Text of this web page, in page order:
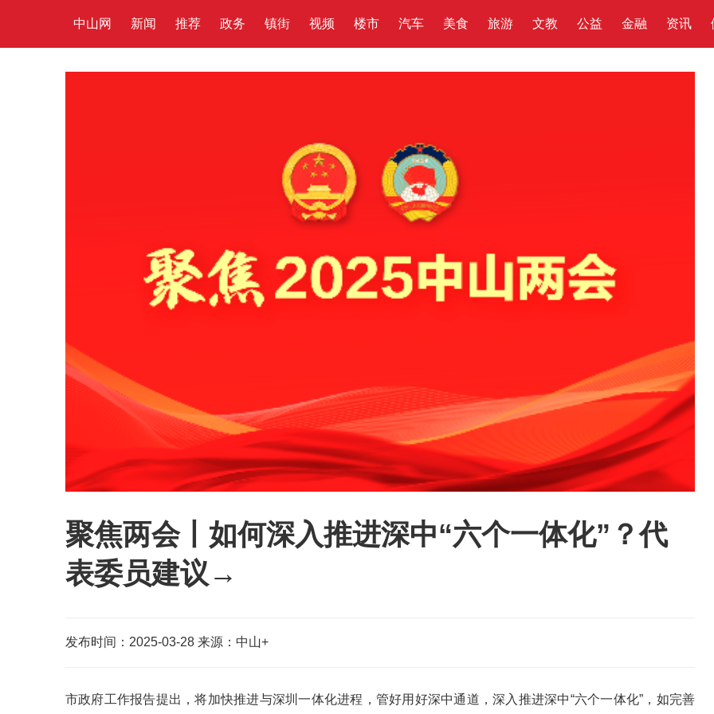
中山网 新闻 推荐 政务 镇街 视频 楼市 汽车 美食 旅游 文教 公益 金融 资讯
聚焦两会丨如何深入推进深中“六个一体化”？代
表委员建议→
发布时间：2025-03-28 来源：中山+
市政府工作报告提出，将加快推进与深圳一体化进程，管好用好深中通道，深入推进深中“六个一体化”，如完善